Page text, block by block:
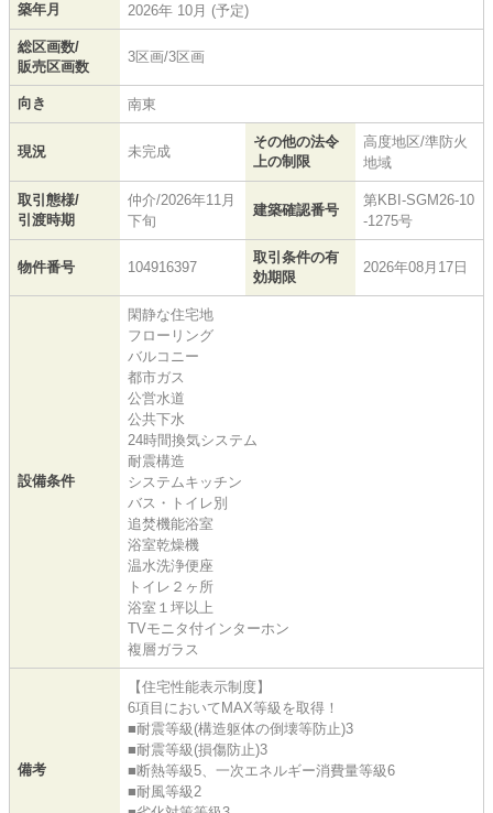
築年月 2026年 10月 (予定)
総区画数/
販売区画数
3区画/3区画
向き 南東
現況 未完成
その他の法令
上の制限
高度地区/準防火
地域
取引態様/
引渡時期
仲介/2026年11月
下旬
建築確認番号
第KBI-SGM26-10
-1275号
物件番号 104916397
取引条件の有
効期限
2026年08月17日
設備条件
閑静な住宅地
フローリング
バルコニー
都市ガス
公営水道
公共下水
24時間換気システム
耐震構造
システムキッチン
バス・トイレ別
追焚機能浴室
浴室乾燥機
温水洗浄便座
トイレ２ヶ所
浴室１坪以上
TVモニタ付インターホン
複層ガラス
備考
【住宅性能表示制度】
6項目においてMAX等級を取得！
■耐震等級(構造躯体の倒壊等防止)3
■耐震等級(損傷防止)3
■断熱等級5、一次エネルギー消費量等級6
■耐風等級2